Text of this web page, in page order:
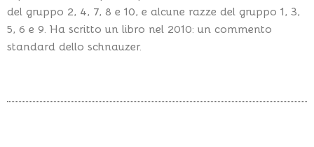
del gruppo 2, 4, 7, 8 e 10, e alcune razze del gruppo 1, 3,
5, 6 e 9. Ha scritto un libro nel 2010: un commento
standard dello schnauzer.